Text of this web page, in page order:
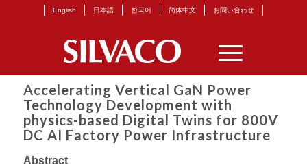
English 日本語 한국어 简体中文 お問い合わせ
Accelerating Vertical GaN Power
Technology Development with
physics-based Digital Twins for 800V
DC AI Factory Power Infrastructure
Abstract